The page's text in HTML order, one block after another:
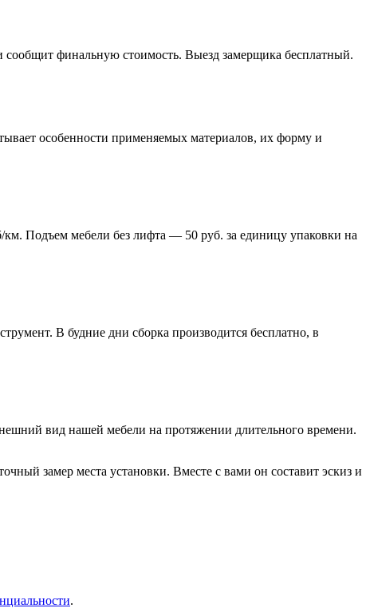
сообщит финальную стоимость. Выезд замерщика бесплатный.
особенности применяемых материалов, их форму и
Подъем мебели без лифта — 50 руб. за единицу упаковки на
В будние дни сборка производится бесплатно, в
вид нашей мебели на протяжении длительного времени.
замер места установки. Вместе с вами он составит эскиз и
.